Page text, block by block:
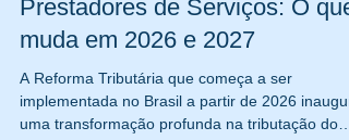
Reforma Tributária para
muda em 2026 e 2027
A Reforma Tributária que começa a ser